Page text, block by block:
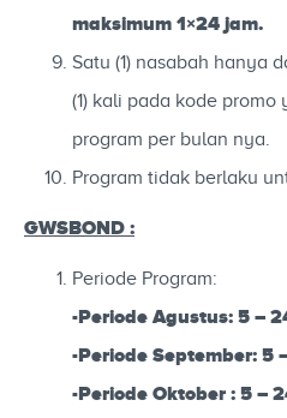
maksimum 1×24 jam.
Satu (1) nasabah hanya
(1) kali pada kode
program per bulan nya.
Program tidak berlaku
GWSBOND :
Periode Program:
-Periode Agustus: 5 –
-Periode September: 5
-Periode Oktober : 5 –